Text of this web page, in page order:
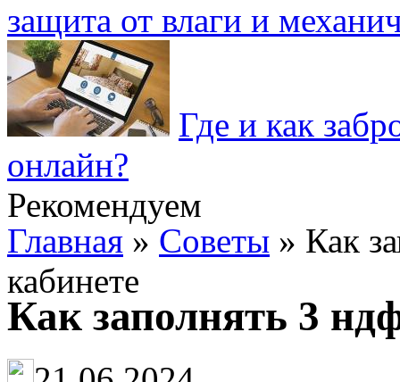
защита от влаги и
Где и как
онлайн?
Рекомендуем
Главная » Советы » Как
кабинете
Как заполнять 3